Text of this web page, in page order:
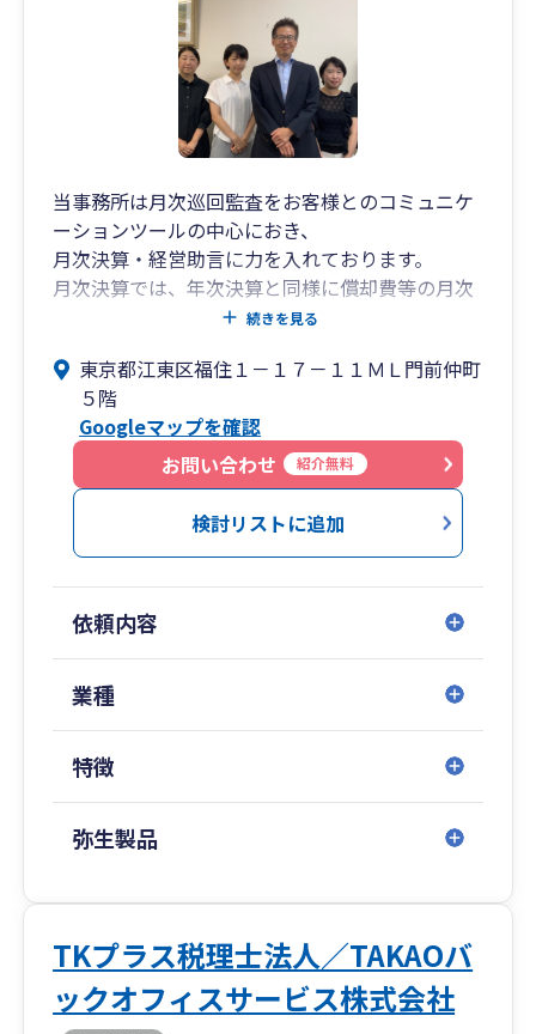
当事務所は月次巡回監査をお客様とのコミュニケ
ーションツールの中心におき、
月次決算・経営助言に力を入れております。
月次決算では、年次決算と同様に償却費等の月次
処理を行い、月々の正確な業績を把握します。
算に基づく業績の報告、今後の見通しに関する経
営助言をいたします。
続きを見る
東京都江東区福住１－１７－１１ＭＬ門前仲町
５階
Googleマップを確認
お問い合わせ
紹介無料
検討リストに追加
依頼内容
業種
特徴
弥生製品
TKプラス税理士法人／TAKAOバ
ックオフィスサービス株式会社